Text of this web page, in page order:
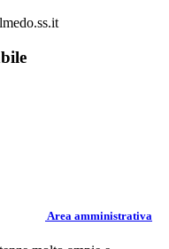
Area amministrativa